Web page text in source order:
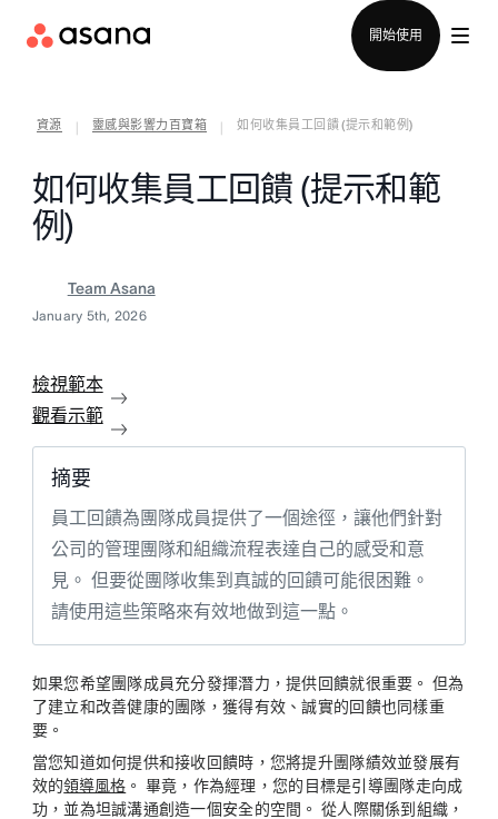
開始使用
資源 靈感與影響力百寶箱 如何收集員工回饋 (提示和範例)
如何收集員工回饋 (提示和範
例)
Team Asana
January 5th, 2026
檢視範本
觀看示範
摘要
員工回饋為團隊成員提供了一個途徑，讓他們針對
公司的管理團隊和組織流程表達自己的感受和意
見。 但要從團隊收集到真誠的回饋可能很困難。
請使用這些策略來有效地做到這一點。
如果您希望團隊成員充分發揮潛力，提供回饋就很重要。 但為
了建立和改善健康的團隊，獲得有效、誠實的回饋也同樣重
要。
當您知道如何提供和接收回饋時，您將提升團隊績效並發展有
效的領導風格 。 畢竟，作為經理，您的目標是引導團隊走向成
功，並為坦誠溝通創造一個安全的空間。 從人際關係到組織，